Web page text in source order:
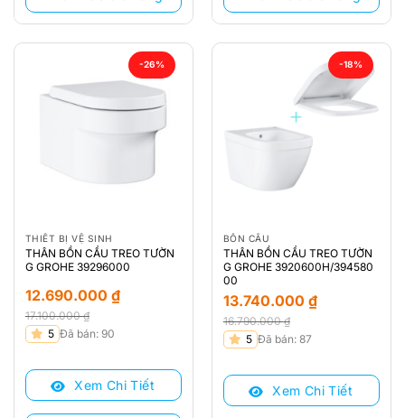
-26%
THIẾT BỊ VỆ SINH
THÂN BỒN CẦU TREO TƯỜN
G GROHE 39296000
17.100.000₫
Giá
là:
17.100.000 ₫.
12.690.000 ₫
Giá
tại
12.690.000 ₫.
5 Đã bán: 90
Xem Chi Tiết
-18%
BỒN CẦU
THÂN BỒN CẦU TREO TƯỜN
G GROHE 3920600H/394580
00
16.790.000₫
Giá
là:
16.790.000 ₫.
13.740.000 ₫
Giá
tại
13.740.000 ₫.
5 Đã bán: 87
Xem Chi Tiết